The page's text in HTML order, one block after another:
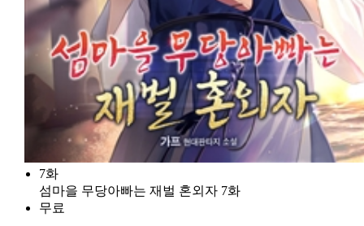
7화
섬마을 무당아빠는 재벌 혼외자 7화
무료